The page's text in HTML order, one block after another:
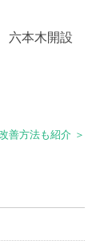
六本木開設
善方法も紹介 ＞